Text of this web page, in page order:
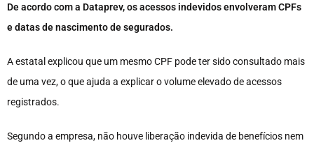
De acordo com a Dataprev, os acessos indevidos envolveram CPFs
e datas de nascimento de segurados.
A estatal explicou que um mesmo CPF pode ter sido consultado mais
de uma vez, o que ajuda a explicar o volume elevado de acessos
registrados.
Segundo a empresa, não houve liberação indevida de benefícios nem